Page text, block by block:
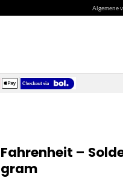
Algemene
Fahrenheit –
gram